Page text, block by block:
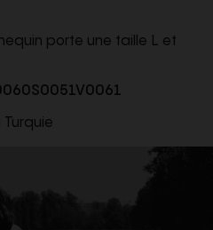
porte une taille L et